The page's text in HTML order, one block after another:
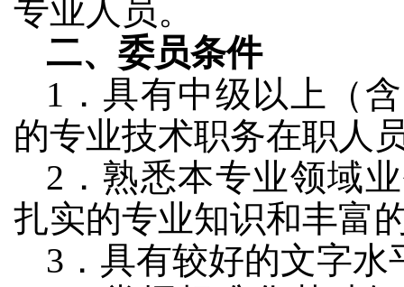
专业人员。
二、委员条件
1．具有中级以上（
的专业技术职务在职人
2．熟悉本专业领域
扎实的专业知识和丰富
3．具有较好的文字水